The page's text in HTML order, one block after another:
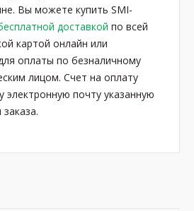
Вы можете купить SMI-
доставкой по всей
картой онлайн или
оплаты по безналичному
лицом. Счет на оплату
почту указанную